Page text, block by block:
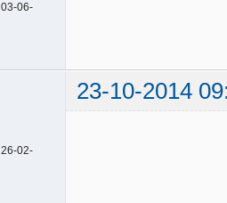
03-06-
23-10-2014
26-02-